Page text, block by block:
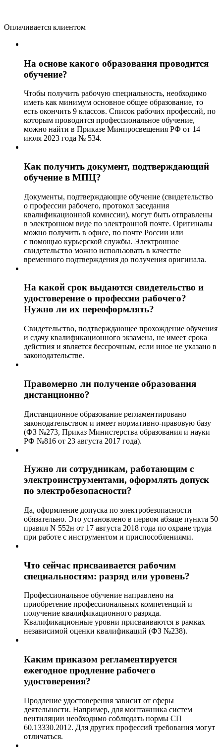
Оплачивается клиентом
На основе какого образования проводится
обучение?
Чтобы получить рабочую специальность, необходимо
иметь как минимум основное общее образование, то
есть окончить 9 классов. Список рабочих профессий, по
которым проводится профессиональное обучение,
можно найти в Приказе Минпросвещения РФ от 14
июля 2023 года № 534.
Как получить документ, подтверждающий
обучение в МПЦ?
Документы, подтверждающие обучение (свидетельство
о профессии рабочего, протокол заседания
квалификационной комиссии), могут быть отправлены
в электронном виде по электронной почте. Оригиналы
можно получить в офисе, по почте России или
с помощью курьерской службы. Электронное
свидетельство можно использовать в качестве
временного подтверждения до получения оригинала.
На какой срок выдаются свидетельство и
удостоверение о профессии рабочего?
Нужно ли их переоформлять?
Свидетельство, подтверждающее прохождение обучения
и сдачу квалификационного экзамена, не имеет срока
действия и является бессрочным, если иное не указано в
законодательстве.
Правомерно ли получение образования
дистанционно?
Дистанционное образование регламентировано
законодательством и имеет нормативно-правовую базу
(ФЗ №273, Приказ Министерства образования и науки
РФ №816 от 23 августа 2017 года).
Нужно ли сотрудникам, работающим с
электроинструментами, оформлять допуск
по электробезопасности?
Да, оформление допуска по электробезопасности
обязательно. Это установлено в первом абзаце пункта 50
правил N 552н от 17 августа 2018 года по охране труда
при работе с инструментом и приспособлениями.
Что сейчас присваивается рабочим
специальностям: разряд или уровень?
Профессиональное обучение направлено на
приобретение профессиональных компетенций и
получение квалификационного разряда.
Квалификационные уровни присваиваются в рамках
независимой оценки квалификаций (ФЗ №238).
Каким приказом регламентируется
ежегодное продление рабочего
удостоверения?
Продление удостоверения зависит от сферы
деятельности. Например, для монтажника систем
вентиляции необходимо соблюдать нормы СП
60.13330.2012. Для других профессий требования могут
отличаться.